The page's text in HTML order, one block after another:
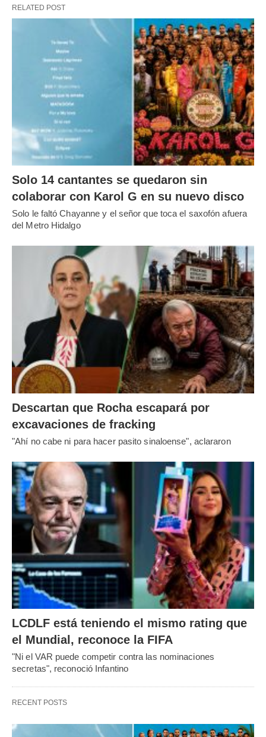
RELATED POST
Solo 14 cantantes se quedaron sin
colaborar con Karol G en su nuevo disco
Solo le faltó Chayanne y el señor que toca el saxofón afuera
del Metro Hidalgo
Descartan que Rocha escapará por
excavaciones de fracking
"Ahí no cabe ni para hacer pasito sinaloense", aclararon
LCDLF está teniendo el mismo rating que
el Mundial, reconoce la FIFA
"Ni el VAR puede competir contra las nominaciones
secretas", reconoció Infantino
RECENT POSTS